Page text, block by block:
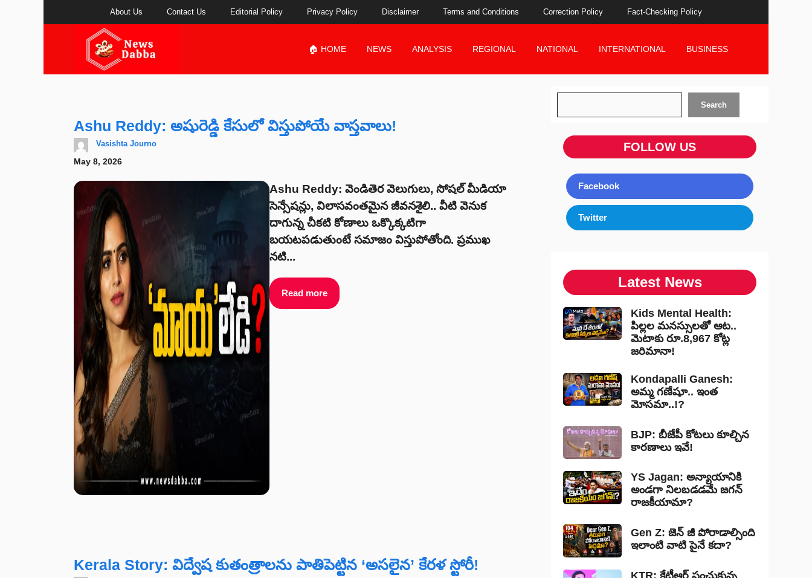
About Us Contact Us Editorial Policy Privacy Policy Disclaimer Terms and Conditions Correction Policy Fact-Checking Policy
🏠 HOME NEWS ANALYSIS REGIONAL NATIONAL INTERNATIONAL BUSINESS
Ashu Reddy: అషురెడ్డి కేసులో విస్తుపోయే వాస్తవాలు!
Vasishta Journo
May 8, 2026
Ashu Reddy: వెండితెర వెలుగులు, సోషల్ మీడియా
సెన్సేషన్లు, విలాసవంతమైన జీవనశైలి.. వీటి వెనుక
దాగున్న చీకటి కోణాలు ఒక్కొక్కటిగా
బయటపడుతుంటే సమాజం విస్తుపోతోంది. ప్రముఖ
నటి...
Read more
Kerala Story: విద్వేష కుతంత్రాలను పాతిపెట్టిన ‘అసలైన’ కేరళ స్టోరీ!
Search
FOLLOW US
Facebook
Twitter
Latest News
Kids Mental Health:
పిల్లల మనస్సులతో ఆట..
మెటాకు రూ.8,967 కోట్ల
జరిమానా!
Kondapalli Ganesh:
అమ్మ గణేషూ.. ఇంత
మోసమా..!?
BJP: బీజేపీ కోటలు కూల్చిన
కారణాలు ఇవే!
YS Jagan: అన్యాయానికి
అండగా నిలబడడమే జగన్
రాజకీయామా?
Gen Z: జెన్ జీ పోరాడాల్సింది
ఇలాంటి వాటి పైనే కదా?
KTR: కేటీఆర్ పంచుకున్న